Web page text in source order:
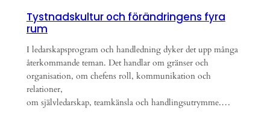
Tystnadskultur och förändringens fyra
rum
I ledarskapsprogram och handledning dyker det upp många
återkommande teman. Det handlar om gränser och
organisation, om chefens roll, kommunikation och
relationer,
om självledarskap, teamkänsla och handlingsutrymme.…